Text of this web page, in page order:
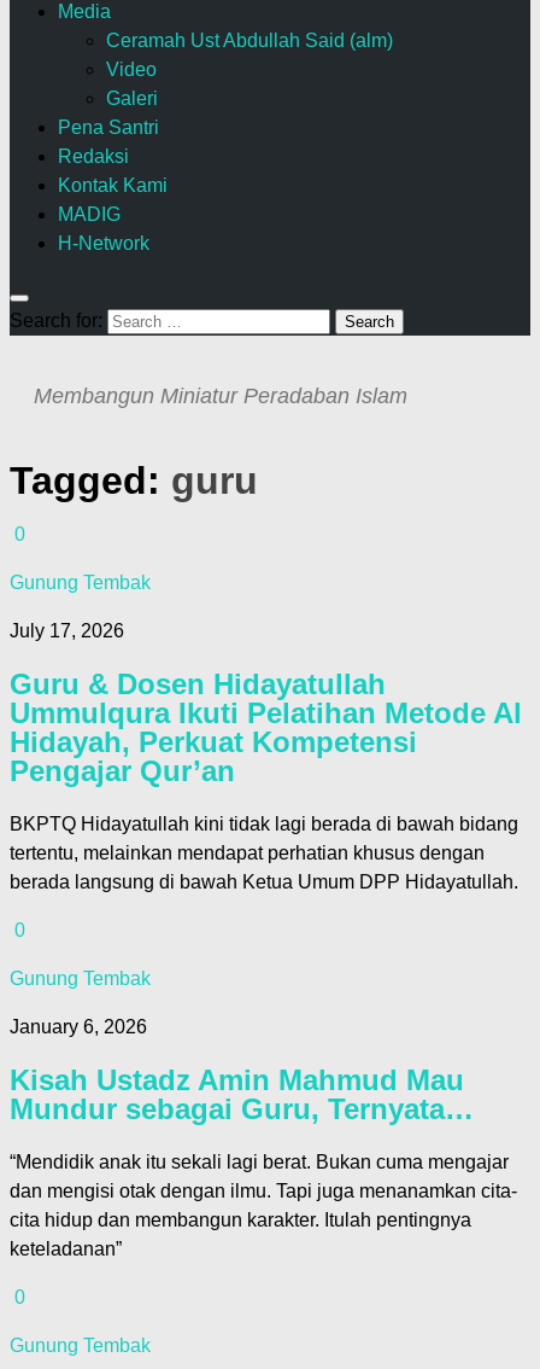
Media
Ceramah Ust Abdullah Said (alm)
Video
Galeri
Pena Santri
Redaksi
Kontak Kami
MADIG
H-Network
Search for:
Membangun Miniatur Peradaban Islam
Tagged: guru
0
Gunung Tembak
July 17, 2026
Guru & Dosen Hidayatullah
Ummulqura Ikuti Pelatihan Metode Al
Hidayah, Perkuat Kompetensi
Pengajar Qur’an
BKPTQ Hidayatullah kini tidak lagi berada di bawah bidang
tertentu, melainkan mendapat perhatian khusus dengan
berada langsung di bawah Ketua Umum DPP Hidayatullah.
0
Gunung Tembak
January 6, 2026
Kisah Ustadz Amin Mahmud Mau
Mundur sebagai Guru, Ternyata…
“Mendidik anak itu sekali lagi berat. Bukan cuma mengajar
dan mengisi otak dengan ilmu. Tapi juga menanamkan cita-
cita hidup dan membangun karakter. Itulah pentingnya
keteladanan”
0
Gunung Tembak